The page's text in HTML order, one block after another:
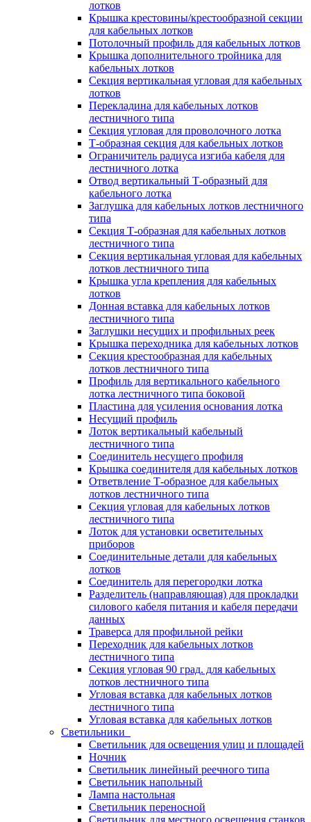
лотков
Крышка крестовины/крестообразной секции
для кабельных лотков
Потолочный профиль для кабельных лотков
Крышка дополнительного тройника для
кабельных лотков
Секция вертикальная угловая для кабельных
лотков
Перекладина для кабельных лотков
лестничного типа
Секция угловая для проволочного лотка
Т-образная секция для кабельных лотков
Ограничитель радиуса изгиба кабеля для
лестничного лотка
Отвод вертикальный Т-образный для
кабельного лотка
Заглушка для кабельных лотков лестничного
типа
Секция Т-образная для кабельных лотков
лестничного типа
Секция вертикальная угловая для кабельных
лотков лестничного типа
Крышка угла крепления для кабельных
лотков
Донная вставка для кабельных лотков
лестничного типа
Заглушки несущих и профильных реек
Крышка переходника для кабельных лотков
Секция крестообразная для кабельных
лотков лестничного типа
Профиль для вертикального кабельного
лотка лестничного типа боковой
Пластина для усиления основания лотка
Несущий профиль
Лоток вертикальный кабельный
лестничного типа
Соединитель несущего профиля
Крышка соединителя для кабельных лотков
Ответвление Т-образное для кабельных
лотков лестничного типа
Секция угловая для кабельных лотков
лестничного типа
Лоток для установки осветительных
приборов
Соединительные детали для кабельных
лотков
Соединитель для перегородки лотка
Разделитель (направляющая) для прокладки
силового кабеля питания и кабеля передачи
данных
Траверса для профильной рейки
Переходник для кабельных лотков
лестничного типа
Секция угловая 90 град. для кабельных
лотков лестничного типа
Угловая вставка для кабельных лотков
лестничного типа
Угловая вставка для кабельных лотков
Светильники
Светильник для освещения улиц и площадей
Ночник
Светильник линейный реечного типа
Светильник напольный
Лампа настольная
Светильник переносной
Светильник для местного освещения станков